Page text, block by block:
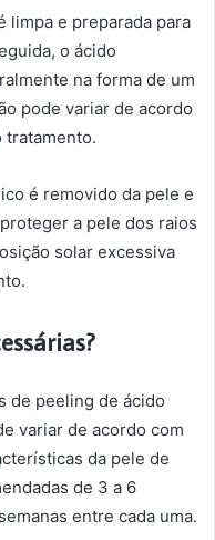
limpa e preparada para
o ácido
na forma de um
pode variar de acordo
tratamento.
é removido da pele e
a pele dos raios
solar excessiva
de peeling de ácido
variar de acordo com
da pele de
de 3 a 6
entre cada uma.